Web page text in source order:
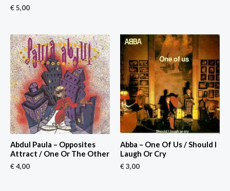
€5,00
Abdul Paula – Opposites
Attract / One Or The Other
€4,00
Abba – One Of Us / Should I
Laugh Or Cry
€3,00